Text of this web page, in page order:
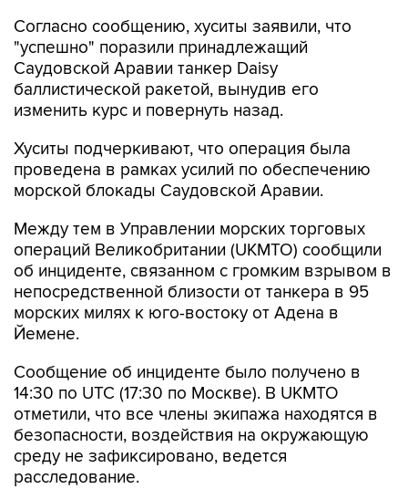
Согласно сообщению, хуситы заявили, что
"успешно" поразили принадлежащий
Саудовской Аравии танкер Daisy
баллистической ракетой, вынудив его
изменить курс и повернуть назад.
Хуситы подчеркивают, что операция была
проведена в рамках усилий по обеспечению
морской блокады Саудовской Аравии.
Между тем в Управлении морских торговых
операций Великобритании (UKMTO) сообщили
об инциденте, связанном с громким взрывом в
непосредственной близости от танкера в 95
морских милях к юго-востоку от Адена в
Йемене.
Сообщение об инциденте было получено в
14:30 по UTC (17:30 по Москве). В UKMTO
отметили, что все члены экипажа находятся в
безопасности, воздействия на окружающую
среду не зафиксировано, ведется
расследование.